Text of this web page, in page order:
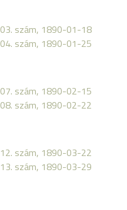
03. szám, 1890-01-18
04. szám, 1890-01-25
07. szám, 1890-02-15
08. szám, 1890-02-22
12. szám, 1890-03-22
13. szám, 1890-03-29